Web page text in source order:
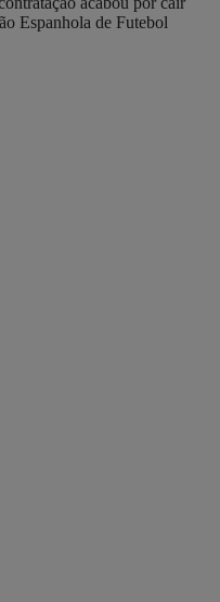
Espanhola de Futebol